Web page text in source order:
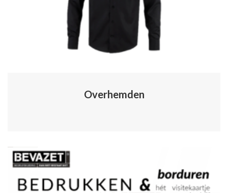
Overhemden